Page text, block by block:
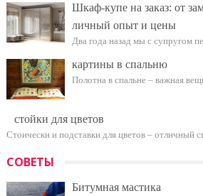
Шкаф-купе на заказ: от
личный опыт и цены
Два года назад мы с супругом
картины в спальню
Полотна в спальне – важная
стойки для цветов
Стоически и подставки для цветов – отличный
СОВЕТЫ
Битумная мастика